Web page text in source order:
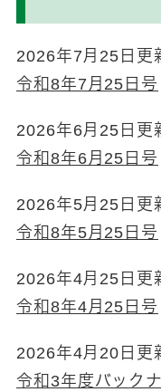
2026年7月25日更
令和8年7月25日号
2026年6月25日更
令和8年6月25日号
2026年5月25日更
令和8年5月25日号
2026年4月25日更
令和8年4月25日号
2026年4月20日更
令和3年度バック